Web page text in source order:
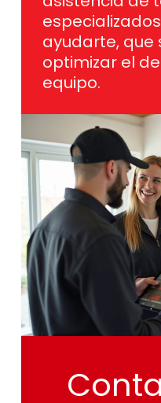
ayudarte, que
optimizar el
equipo.